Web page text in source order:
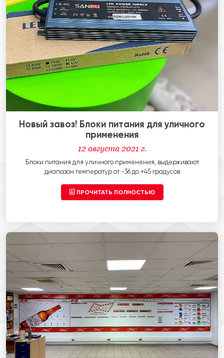
Новый завоз! Блоки питания для уличного
применения
12 августа 2021 г.
Блоки питания для уличного применения, выдерживают
диапазон температур от -36 до +45 градусов
ПРОЧИТАТЬ ПОЛНОСТЬЮ